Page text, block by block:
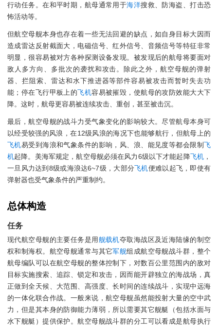
行动任务。在和平时期，航母通常用于海洋搜救、防海盗、打击恐
怖活动等。
但航空母舰本身也存在着一些无法回避的缺点，如自身目标大因而
造成雷达反射截面大，电磁信号、红外信号、音频信号等特征非常
明显，很容易被对方各种探测设备发现。被发现后的航母将要面对
敌人多方向、多批次的袭扰和攻击。除此之外，航空母舰的弹射
器、拦阻索、雷达和水下推进器等部件容易被攻击而暂时失去功
能；停在飞行甲板上的飞机容易被摧毁，使航母的攻防效能大大下
降。这时，航母更容易被连续攻击、重创，甚至被击沉。
最后，航空母舰的战斗力受气象变化的影响较大。尽管航母本身可
以经受较强的风浪，在12级风浪的海况下也能够航行，但航母上的
飞机易受到海浪和气象条件的影响，风、浪、能见度等都会限制飞
机起降。美海军规定，航空母舰必须在风力6级以下才能起降飞机 ，
一旦风力达到8级或海浪达6~7级，大部分飞机便难以起飞，即使有
弹射器也受气象条件的严重制约。
总体构造
任务
现代航空母舰的主要任务是用舰载机夺取海战区及近海陆缘的制空
权和制海权。航空母舰通常与其它军舰组成航空母舰战斗群，整个
航母编队可以在航空母舰的整体控制下，对数百公里范围内的敌对
目标实施搜索、追踪、锁定和攻击，因而能开辟独立的海战场，真
正做到全天候、大范围、高强度、长时间的连续战斗，实现中远海
的一体化联合作战。一般来说，航空母舰虽然能投射大量的空中武
力，但是其本身的防御能力薄弱，所以需要其它舰艇（包括水面与
水下舰艇）提供保护。航空母舰战斗群的分工可以看成是航母执行